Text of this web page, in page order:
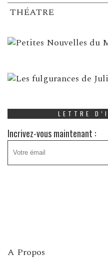
THÉATRE
LETTRE
Incrivez-vous maintenant :
A Propos